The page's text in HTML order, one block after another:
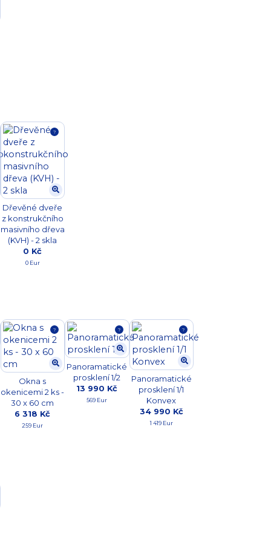
Dřevěné dveře
z konstrukčního
masivního dřeva
(KVH) - 2 skla
?
0 Kč
0 Eur
Okna s
okenicemi 2 ks -
30 x 60 cm
?
6 318 Kč
259 Eur
Panoramatické
prosklení 1/2
?
13 990 Kč
569 Eur
Panoramatické
prosklení 1/1
Konvex
?
34 990 Kč
1 419 Eur